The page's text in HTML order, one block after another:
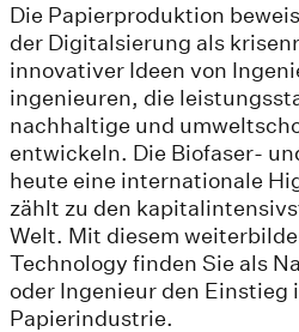
Die Papierproduktion
der Digitalsierung als
innovativer Ideen von
ingenieuren, die
nachhaltige und
entwickeln. Die Biofaser-
heute eine internationale
zählt zu den
Welt. Mit diesem
Technology finden Sie als
oder Ingenieur den Einstieg
Papierindustrie.